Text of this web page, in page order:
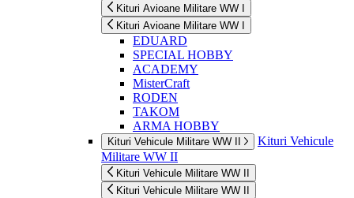
Kituri Avioane Militare WW I
Kituri Avioane Militare WW I
EDUARD
SPECIAL HOBBY
ACADEMY
MisterCraft
RODEN
TAKOM
ARMA HOBBY
Kituri Vehicule Militare WW II
Kituri Vehicule
Militare WW II
Kituri Vehicule Militare WW II
Kituri Vehicule Militare WW II